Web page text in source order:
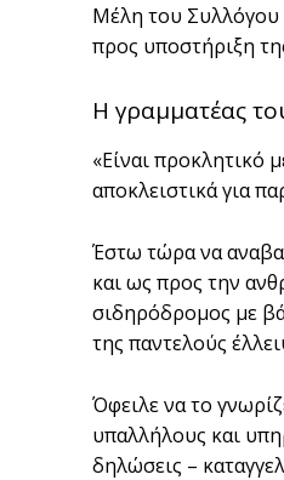
Μέλη του Συλλόγου
προς υποστήριξη
Η γραμματέας
«Είναι προκλητικό
αποκλειστικά για
Έστω τώρα να
και ως προς την
σιδηρόδρομος με
της παντελούς
Όφειλε να το
υπαλλήλους και
δηλώσεις –